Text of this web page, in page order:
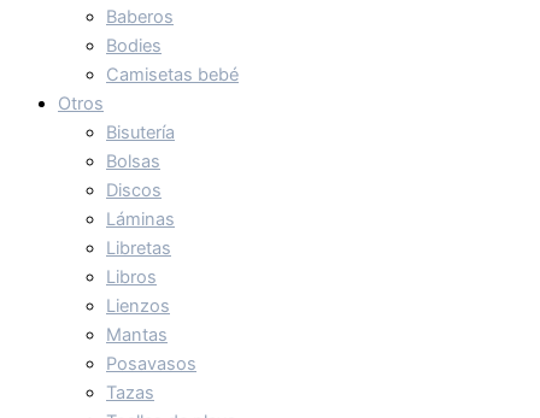
Baberos
Bodies
Camisetas bebé
Otros
Bisutería
Bolsas
Discos
Láminas
Libretas
Libros
Lienzos
Mantas
Posavasos
Tazas